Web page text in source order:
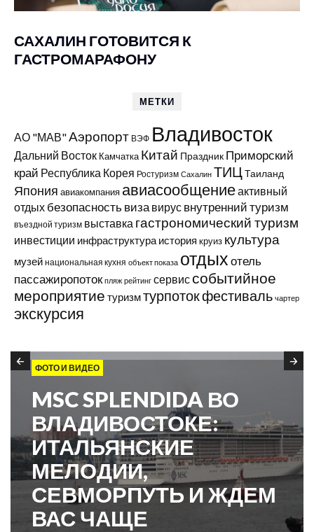
САХАЛИН ГОТОВИТСЯ К
ГАСТРОМАРАФОНУ
МЕТКИ
АО "МАВ"Аэропорт ВЭФ Владивосток
Дальний Восток Камчатка Китай Праздник Приморский
край Республика Корея Ростуризм Сахалин ТИЦТаиланд
Япония авиакомпания авиасообщениеактивный
отдых безопасность виза вирус внутренний туризм
въездной туризм выставка гастрономический туризм
инвестиции инфраструктура история круиз культура
музей национальная кухня объект показа отдыхотель
пассажиропоток пляж рейтинг сервис событийное
мероприятие туризмтурпотокфестиваль чартер
экскурсия
ФОТО И ВИДЕО
MSC SPLENDIDA ВО
ВЛАДИВОСТОКЕ:
ИТАЛЬЯНСКИЕ
МЕЛОДИИ,
СЕВМОРПУТЬ И ЖДЕМ
ВАС ЧАЩЕ